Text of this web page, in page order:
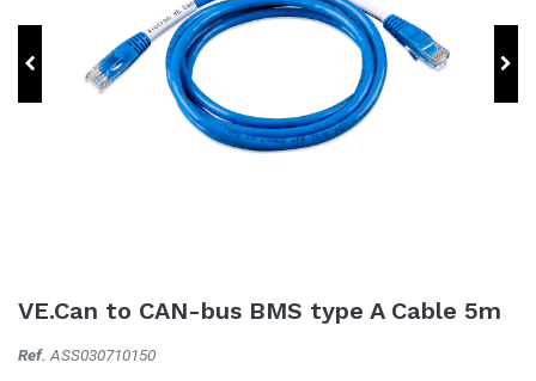
VE.Can to CAN-bus BMS type A Cable 5m
Ref. ASS030710150